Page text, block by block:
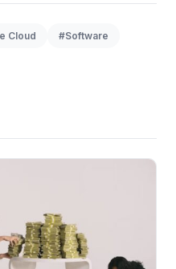
Cloud #Software